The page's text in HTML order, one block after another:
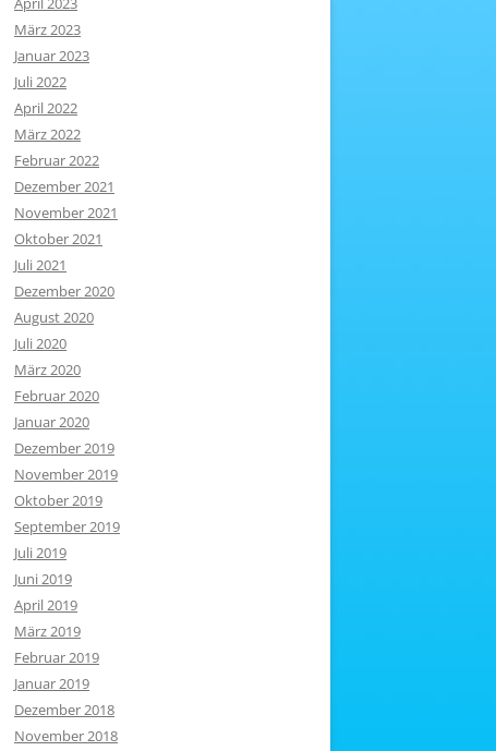
März 2023
Januar 2023
Juli 2022
April 2022
März 2022
Februar 2022
Dezember 2021
November 2021
Oktober 2021
Juli 2021
Dezember 2020
August 2020
Juli 2020
März 2020
Februar 2020
Januar 2020
Dezember 2019
November 2019
Oktober 2019
September 2019
Juli 2019
Juni 2019
April 2019
März 2019
Februar 2019
Januar 2019
Dezember 2018
November 2018